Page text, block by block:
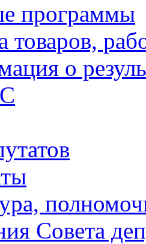
программы
товаров,
о
Совета